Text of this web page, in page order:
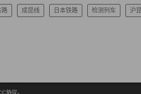
路 成昆线 日本铁路 检测列车 沪
协议。